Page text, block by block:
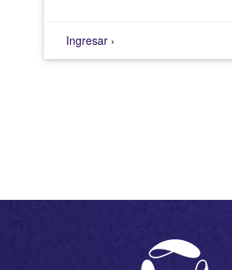
Ingresar ›